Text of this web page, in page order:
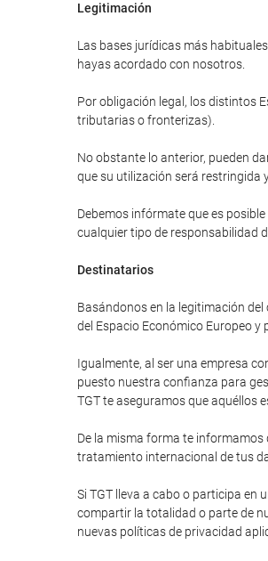
Legitimación
Las bases jurídicas más
hayas acordado con nosotros.
Por obligación legal, los distintos
tributarias o fronterizas).
No obstante lo anterior, pueden
que su utilización será restringida
Debemos infórmate que es
cualquier tipo de responsabilidad
Destinatarios
Basándonos en la legitimación
del Espacio Económico Europeo y
Igualmente, al ser una empresa
puesto nuestra confianza para
TGT te aseguramos que aquéllos
De la misma forma te informamos
tratamiento internacional de tus
Si TGT lleva a cabo o participa en
compartir la totalidad o parte de
nuevas políticas de privacidad